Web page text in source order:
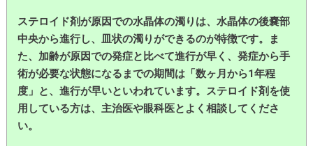
ステロイド剤が原因での水晶体の濁りは、水晶体の後嚢部
中央から進行し、皿状の濁りができるのが特徴です。ま
た、加齢が原因での発症と比べて進行が早く、発症から手
術が必要な状態になるまでの期間は「数ヶ月から1年程
度」と、進行が早いといわれています。ステロイド剤を使
用している方は、主治医や眼科医とよく相談してくださ
い。